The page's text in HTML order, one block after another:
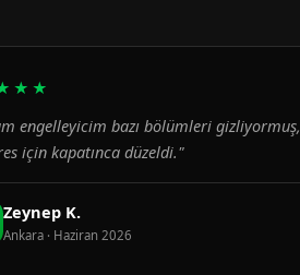
engelleyicim bazı bölümleri gizliyormuş,
için kapatınca düzeldi."
Zeynep K.
Ankara · Haziran 2026